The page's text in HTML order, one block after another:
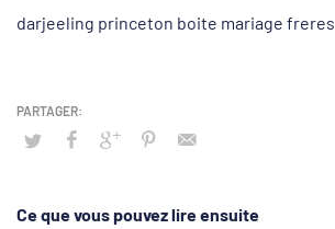
darjeeling princeton boite mariage freres
Ce que vous pouvez lire ensuite